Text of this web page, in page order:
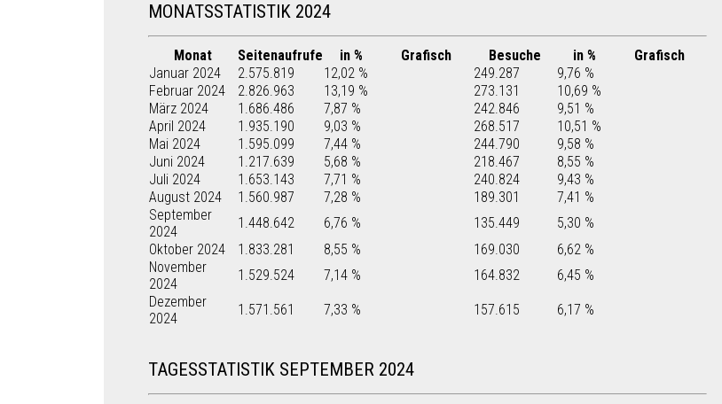
MONATSSTATISTIK 2024
Monat Seitenaufrufe in % Grafisch Besuche in %
Grafisch
Januar 2024
2.575.819 12,02 % 249.287
9,76 %
Februar 2024
2.826.963 13,19 % 273.131
10,69 %
März 2024
1.686.486 7,87 % 242.846
9,51 %
April 2024
1.935.190 9,03 % 268.517
10,51 %
Mai 2024
1.595.099 7,44 % 244.790
9,58 %
Juni 2024
1.217.639 5,68 % 218.467
8,55 %
Juli 2024
1.653.143 7,71 % 240.824
9,43 %
August 2024
1.560.987 7,28 % 189.301
7,41 %
September
2024
1.448.642 6,76 % 135.449
5,30 %
Oktober 2024
1.833.281 8,55 % 169.030
6,62 %
November
2024
1.529.524 7,14 % 164.832
6,45 %
Dezember
2024
1.571.561 7,33 % 157.615 6,17 %
TAGESSTATISTIK SEPTEMBER 2024